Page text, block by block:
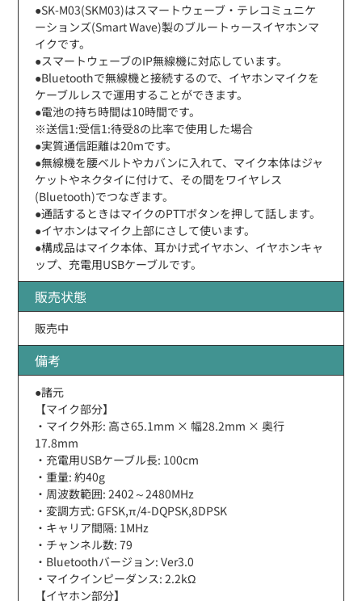
●SK-M03(SKM03)はスマートウェーブ・テレコミュニケ
ーションズ(Smart Wave)製のブルートゥースイヤホンマ
イクです。
●スマートウェーブのIP無線機に対応しています。
●Bluetoothで無線機と接続するので、イヤホンマイクを
ケーブルレスで運用することができます。
●電池の持ち時間は10時間です。
※送信1:受信1:待受8の比率で使用した場合
●実質通信距離は20mです。
●無線機を腰ベルトやカバンに入れて、マイク本体はジャ
ケットやネクタイに付けて、その間をワイヤレス
(Bluetooth)でつなぎます。
●通話するときはマイクのPTTボタンを押して話します。
●イヤホンはマイク上部にさして使います。
●構成品はマイク本体、耳かけ式イヤホン、イヤホンキャ
ップ、充電用USBケーブルです。
販売状態
販売中
備考
●諸元
【マイク部分】
・マイク外形: 高さ65.1mm × 幅28.2mm × 奥行
17.8mm
・充電用USBケーブル長: 100cm
・重量: 約40g
・周波数範囲: 2402～2480MHz
・変調方式: GFSK,π/4-DQPSK,8DPSK
・キャリア間隔: 1MHz
・チャンネル数: 79
・Bluetoothバージョン: Ver3.0
・マイクインピーダンス: 2.2kΩ
【イヤホン部分】